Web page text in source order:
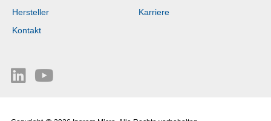
Hersteller
Karriere
Kontakt